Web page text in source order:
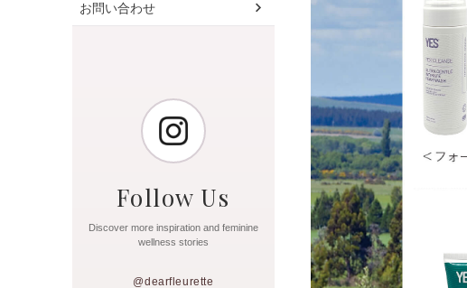
お問い合わせ
Follow Us
Discover more inspiration and feminine
wellness stories
@dearfleurette